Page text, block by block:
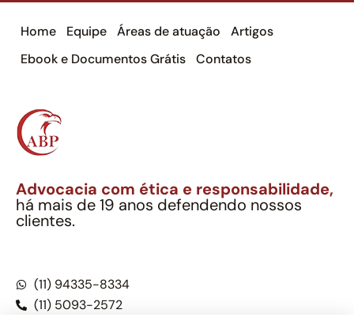
Home Equipe Áreas de atuação
Artigos
Ebook e Documentos Grátis
Contatos
Advocacia com ética e responsabilidade,
há mais de 19 anos defendendo nossos
clientes.
(11) 94335-8334
(11) 5093-2572